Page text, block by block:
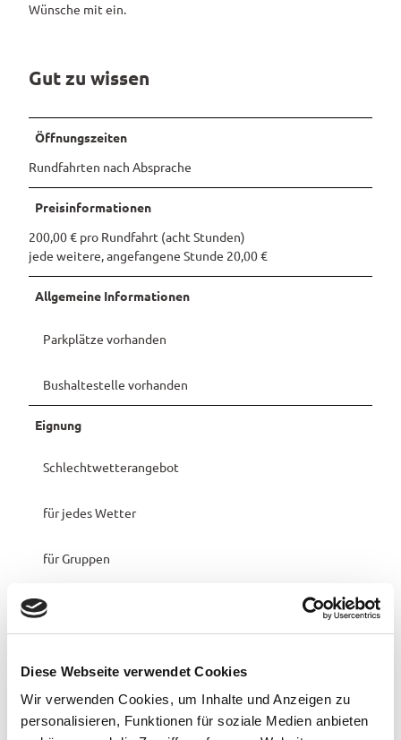
Diese Webseite verwendet Cookies
Wir verwenden Cookies, um Inhalte und Anzeigen zu
personalisieren, Funktionen für soziale Medien anbieten
Wünsche mit ein.
Gut zu wissen
Öffnungszeiten
Rundfahrten nach Absprache
Preisinformationen
200,00 € pro Rundfahrt (acht Stunden)
jede weitere, angefangene Stunde 20,00 €
Allgemeine Informationen
Parkplätze vorhanden
Bushaltestelle vorhanden
Eignung
Schlechtwetterangebot
für jedes Wetter
für Gruppen
für Schulklassen
für Kinder (jedes Alter)
Sprachkenntnisse